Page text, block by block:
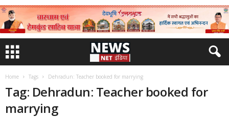
Home Tags Dehradun: Teacher booked for marrying
Tag: Dehradun: Teacher booked for
marrying